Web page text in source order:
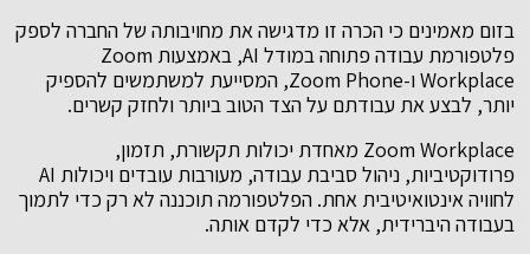
בזום מאמינים כי הכרה זו מדגישה את מחויבותה של החברה לספק
פלטפורמת עבודה פתוחה במודל AI, באמצעות Zoom
Workplace ו-Zoom Phone, המסייעת למשתמשים להספיק
יותר, לבצע את עבודתם על הצד הטוב ביותר ולחזק קשרים.
Zoom Workplace מאחדת יכולות תקשורת, תזמון,
פרודוקטיביות, ניהול סביבת עבודה, מעורבות עובדים ויכולות AI
לחוויה אינטואיטיבית אחת. הפלטפורמה תוכננה לא רק כדי לתמוך
בעבודה היברידית, אלא כדי לקדם אותה.